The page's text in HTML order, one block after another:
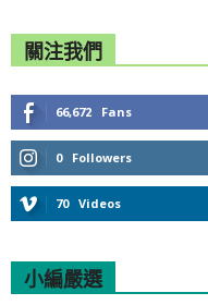
關注我們
66,672 Fans
0 Followers
70 Videos
小編嚴選